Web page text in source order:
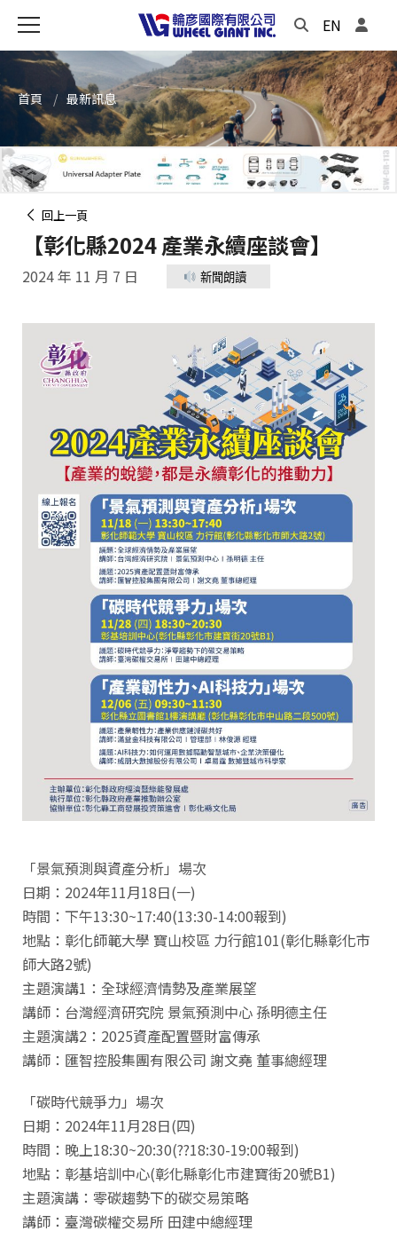
EN
首頁 最新訊息
回上一頁
【彰化縣2024 產業永續座談會】
2024 年 11 月 7 日 新聞朗讀
「景氣預測與資產分析」場次
日期：2024年11月18日(一)
時間：下午13:30~17:40(13:30-14:00報到)
地點：彰化師範大學 寶山校區 力行館101(彰化縣彰化市
師大路2號)
主題演講1：全球經濟情勢及產業展望
講師：台灣經濟研究院 景氣預測中心 孫明德主任
主題演講2：2025資產配置暨財富傳承
講師：匯智控股集團有限公司 謝文堯 董事總經理
「碳時代競爭力」場次
日期：2024年11月28日(四)
時間：晚上18:30~20:30(??18:30-19:00報到)
地點：彰基培訓中心(彰化縣彰化市建寶街20號B1)
主題演講：零碳趨勢下的碳交易策略
講師：臺灣碳權交易所 田建中總經理